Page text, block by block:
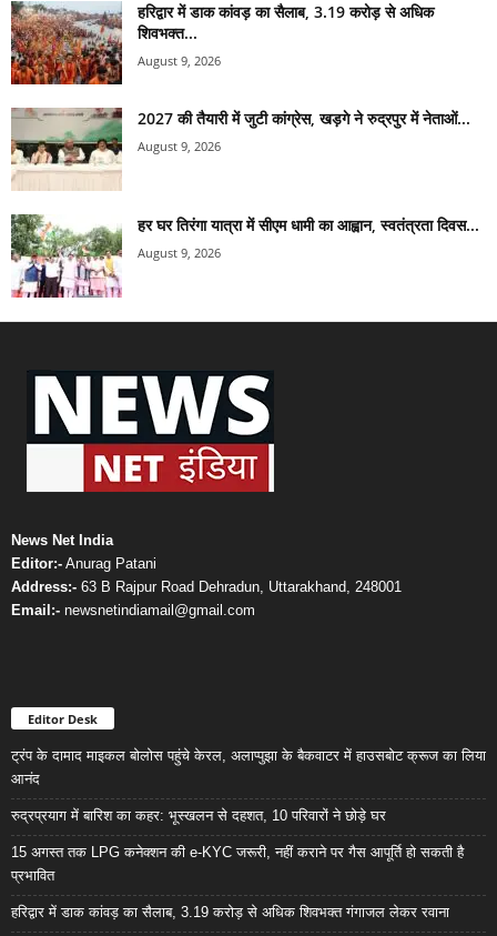
हरिद्वार में डाक कांवड़ का सैलाब, 3.19 करोड़ से अधिक
शिवभक्त...
August 9, 2026
2027 की तैयारी में जुटी कांग्रेस, खड़गे ने रुद्रपुर में नेताओं...
August 9, 2026
हर घर तिरंगा यात्रा में सीएम धामी का आह्वान, स्वतंत्रता दिवस...
August 9, 2026
News Net India
Editor:- Anurag Patani
Address:- 63 B Rajpur Road Dehradun, Uttarakhand, 248001
Email:- newsnetindiamail@gmail.com
Editor Desk
ट्रंप के दामाद माइकल बोलोस पहुंचे केरल, अलाप्पुझा के बैकवाटर में हाउसबोट क्रूज का लिया
आनंद
रुद्रप्रयाग में बारिश का कहर: भूस्खलन से दहशत, 10 परिवारों ने छोड़े घर
15 अगस्त तक LPG कनेक्शन की e-KYC जरूरी, नहीं कराने पर गैस आपूर्ति हो सकती है
प्रभावित
हरिद्वार में डाक कांवड़ का सैलाब, 3.19 करोड़ से अधिक शिवभक्त गंगाजल लेकर रवाना